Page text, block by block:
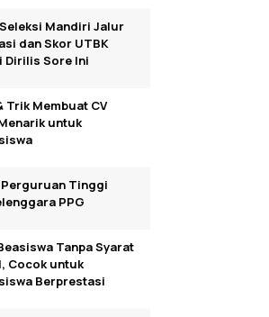
Mandiri Jalur
dan Skor UTBK
Dirilis Sore Ini
Trik Membuat CV
untuk
Perguruan Tinggi
PPG
Tanpa Syarat
Cocok untuk
Berprestasi